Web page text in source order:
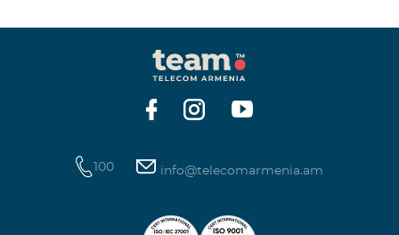
100 info@telecomarmenia.am